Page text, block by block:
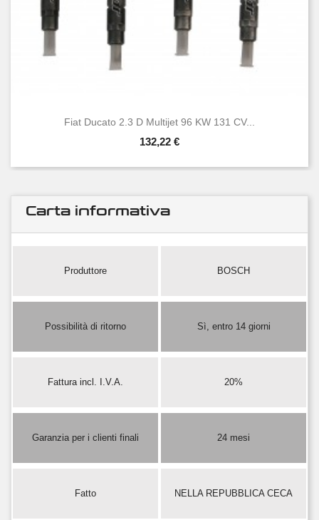
Fiat Ducato 2.3 D Multijet 96 KW 131 CV...
132,22 €
Carta informativa
Produttore BOSCH
Possibilità di ritorno Sì, entro 14 giorni
Fattura incl. I.V.A. 20%
Garanzia per i clienti finali 24 mesi
Fatto NELLA REPUBBLICA CECA